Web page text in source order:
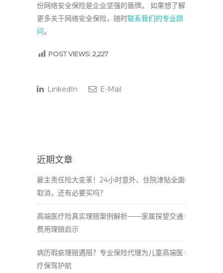
份网络安全保险是企业坚强的盾牌。 如果想了解
更多关于网络安全保险，随时联系我们的专业顾
问。
POST VIEWS:2,227
LinkedIn E-Mail
近期文章
雇主责任险大变革！24小时意外、住院津贴全面
取消，还有必要买吗？
高端医疗险真实理赔案例解析——家属探望交通
费用理赔启示
病历瑕疵理赔遇阻？专业保险代理为儿童高端医
疗保驾护航